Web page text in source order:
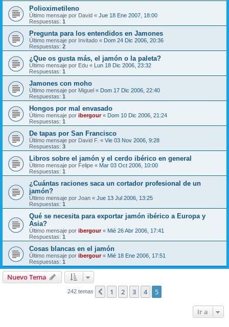
Polioximetileno
Último mensaje por David « Jue 18 Ene 2007, 18:00
Respuestas: 1
Pregunta para los entendidos en Jamones
Último mensaje por Invitado « Dom 24 Dic 2006, 20:36
Respuestas: 2
¿Que os gusta más, el jamón o la paleta?
Último mensaje por Edu « Lun 18 Dic 2006, 23:32
Respuestas: 1
Jamones con moho
Último mensaje por Miguel « Dom 17 Dic 2006, 22:40
Respuestas: 1
Hongos por mal envasado
Último mensaje por ibergour« Dom 10 Dic 2006, 21:24
Respuestas: 1
De tapas por San Francisco
Último mensaje por David F. « Vie 03 Nov 2006, 9:28
Respuestas: 3
Libros sobre el jamón y el cerdo ibérico en general
Último mensaje por Felipe « Mar 03 Oct 2006, 10:00
Respuestas: 1
¿Cuántas raciones saca un cortador profesional de un
jamón?
Último mensaje por Joan « Jue 13 Jul 2006, 13:25
Respuestas: 1
Qué se necesita para exportar jamón ibérico a Europa y
Asia?
Último mensaje por ibergour« Mié 26 Abr 2006, 17:41
Respuestas: 1
Cosas blancas en el jamón
Último mensaje por ibergour« Mié 18 Ene 2006, 17:51
Respuestas: 1
Nuevo Tema
242 temas Anterior
1 2 3 4 5
Ir a